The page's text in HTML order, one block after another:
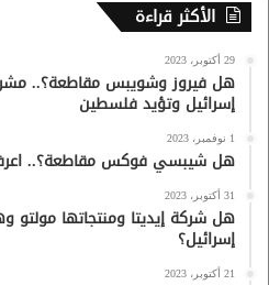
الأكثر قراءة
29 أكتوبر، 2023
هل فيروز وشويبس مقاطعة؟..
إسرائيل وتؤيد فلسطين
1 نوفمبر، 2023
هل شيبسي فوكس مقاطعة؟..
31 أكتوبر، 2023
هل شركة إيديتا ومنتجاتها
إسرائيل؟
21 أكتوبر، 2023